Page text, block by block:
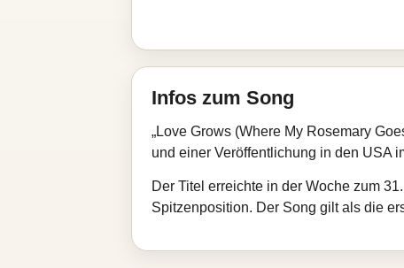
Infos zum Song
„Love Grows (Where My Rosemary
und einer Veröffentlichung in den USA
Der Titel erreichte in der Woche zum
Spitzenposition. Der Song gilt als die